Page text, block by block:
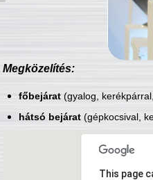
Megközelítés:
főbejárat(gyalog,
hátsó bejárat(gépkocsival,
This page